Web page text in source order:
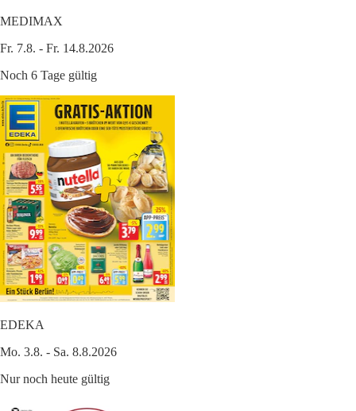
MEDIMAX
Fr. 7.8. - Fr. 14.8.2026
Noch 6 Tage gültig
EDEKA
Mo. 3.8. - Sa. 8.8.2026
Nur noch heute gültig